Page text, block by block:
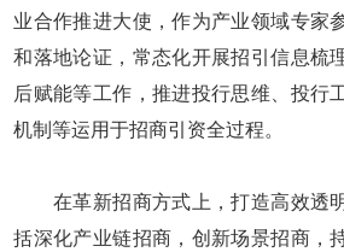
业合作推进大使，作为产业领域专家
和落地论证，常态化开展招引信息梳
后赋能等工作，推进投行思维、投行
机制等运用于招商引资全过程。
在革新招商方式上，打造高效透
括深化产业链招商，创新场景招商，